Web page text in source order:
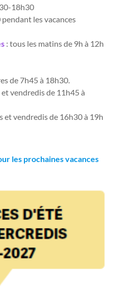
18h30
les vacances
: tous les matins de 9h à 12h
de 7h45 à 18h30.
vendredis de 11h45 à
et vendredis de 16h30 à 19h
les prochaines vacances